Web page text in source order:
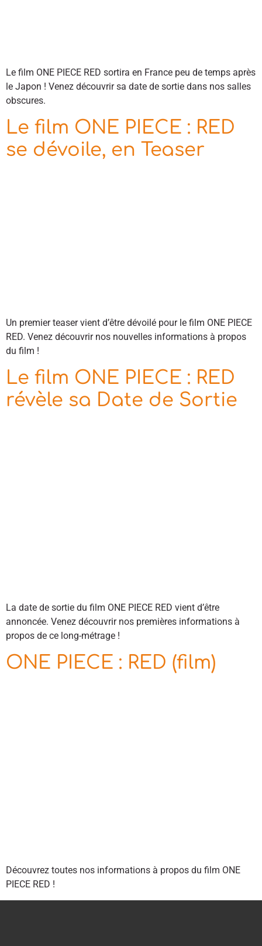
Le film ONE PIECE RED sortira en France peu de temps après
le Japon ! Venez découvrir sa date de sortie dans nos salles
obscures.
Le film ONE PIECE : RED
se dévoile, en Teaser
Un premier teaser vient d’être dévoilé pour le film ONE PIECE
RED. Venez découvrir nos nouvelles informations à propos
du film !
Le film ONE PIECE : RED
révèle sa Date de Sortie
La date de sortie du film ONE PIECE RED vient d’être
annoncée. Venez découvrir nos premières informations à
propos de ce long-métrage !
ONE PIECE : RED (film)
Découvrez toutes nos informations à propos du film ONE
PIECE RED !